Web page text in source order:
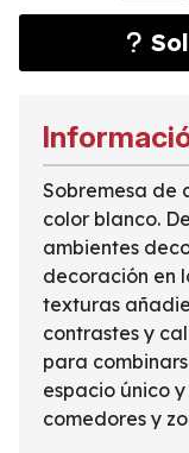
Sobremesa de
color blanco.
ambientes
decoración en
texturas
contrastes y
para
espacio único
comedores y